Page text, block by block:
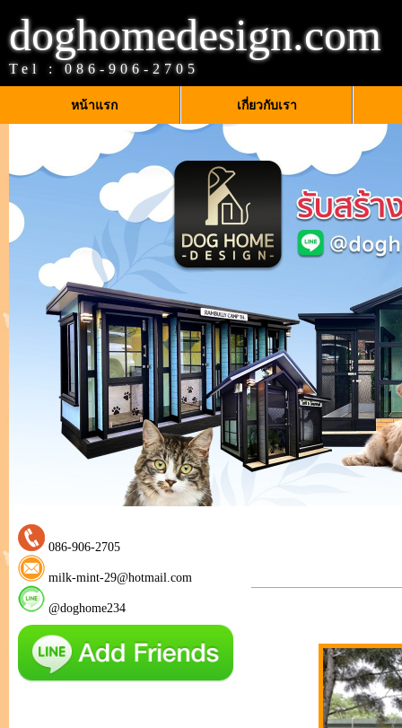
doghomedesign.com
Tel : 086-906-2705
หน้าแรก เกี่ยวกับเรา
086-906-2705
milk-mint-29@hotmail.com
@doghome234